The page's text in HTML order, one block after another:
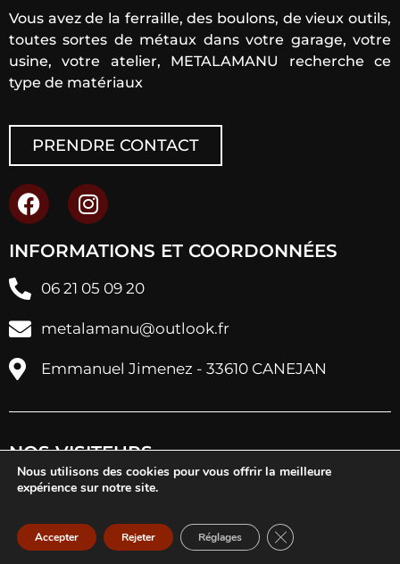
Vous avez de la ferraille, des boulons, de vieux outils,
toutes sortes de métaux dans votre garage, votre
usine, votre atelier, METALAMANU recherche ce
type de matériaux
PRENDRE CONTACT
INFORMATIONS ET COORDONNÉES
06 21 05 09 20
metalamanu@outlook.fr
Emmanuel Jimenez - 33610 CANEJAN
NOS VISITEURS
Nous utilisons des cookies pour vous offrir la meilleure
expérience sur notre site.
Accepter Rejeter Réglages Fermer la bannière